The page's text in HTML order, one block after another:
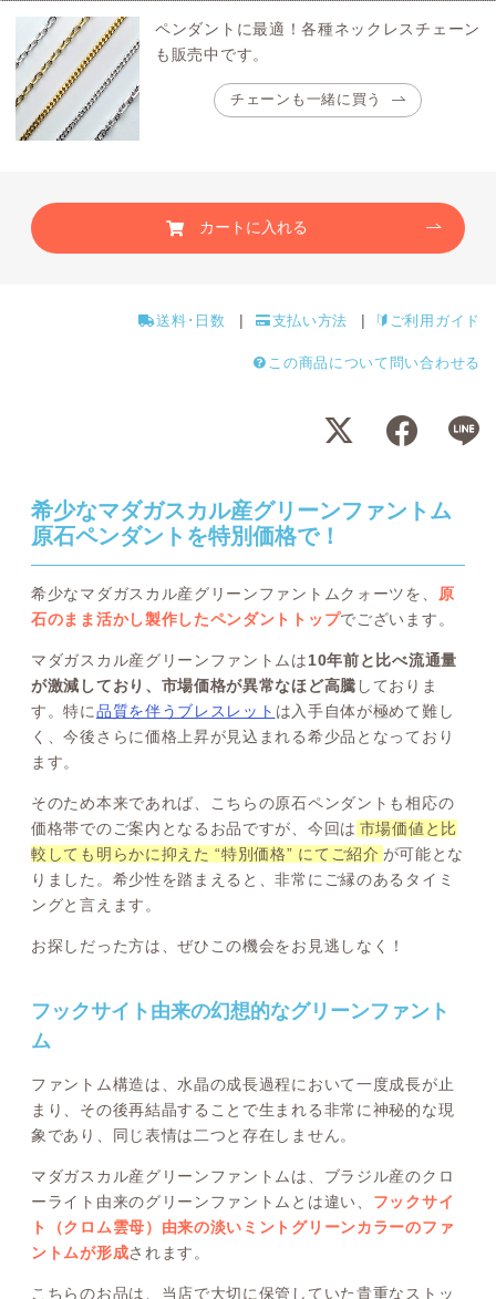
ペンダントに最適！各種ネックレスチェーン
も販売中です。
チェーンも一緒に買う
カートに入れる
送料･日数 支払い方法 ご利用ガイド
この商品について問い合わせる
希少なマダガスカル産グリーンファントム
原石ペンダントを特別価格で！
希少なマダガスカル産グリーンファントムクォーツを、
原
石のまま活かし製作したペンダントトップでございます。
マダガスカル産グリーンファントムは10年前と比べ流通量
が激減しており、市場価格が異常なほど高騰 しておりま
す。特に品質を伴うブレスレット は入手自体が極めて難し
く、今後さらに価格上昇が見込まれる希少品となっており
ます。
そのため本来であれば、こちらの原石ペンダントも相応の
価格帯でのご案内となるお品ですが、今回は 市場価値と比
較しても明らかに抑えた “特別価格” にてご紹介 が可能とな
りました。希少性を踏まえると、非常にご縁のあるタイミ
ングと言えます。
お探しだった方は、ぜひこの機会をお見逃しなく！
フックサイト由来の幻想的なグリーンファント
ム
ファントム構造は、水晶の成長過程において一度成長が止
まり、その後再結晶することで生まれる非常に神秘的な現
象であり、同じ表情は二つと存在しません。
マダガスカル産グリーンファントムは、ブラジル産のクロ
ーライト由来のグリーンファントムとは違い、 フックサイ
ト（クロム雲母）由来の淡いミントグリーンカラーのファ
ントムが形成されます。
こちらのお品は、当店で大切に保管していた貴重なストッ